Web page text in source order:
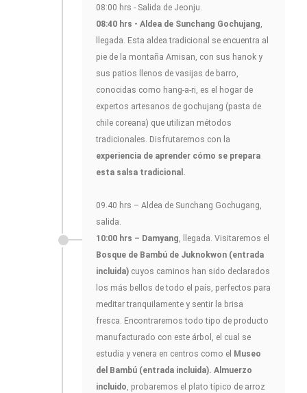
08:00 hrs - Salida de Jeonju.
08:40 hrs - Aldea de Sunchang Gochujang,
llegada. Esta aldea tradicional se encuentra al
pie de la montaña Amisan, con sus hanok y
sus patios llenos de vasijas de barro,
conocidas como hang-a-ri, es el hogar de
expertos artesanos de gochujang (pasta de
chile coreana) que utilizan métodos
tradicionales. Disfrutaremos con la
experiencia de aprender cómo se prepara
esta salsa tradicional.
09.40 hrs – Aldea de Sunchang Gochugang,
salida.
10:00 hrs – Damyang, llegada. Visitaremos el
Bosque de Bambú de Juknokwon (entrada
incluida) cuyos caminos han sido declarados
los más bellos de todo el país, perfectos para
meditar tranquilamente y sentir la brisa
fresca. Encontraremos todo tipo de producto
manufacturado con este árbol, el cual se
estudia y venera en centros como el Museo
del Bambú (entrada incluida). Almuerzo
incluido, probaremos el plato típico de arroz